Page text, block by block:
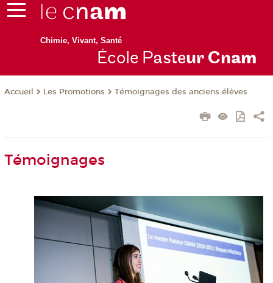
Chimie, Vivant, Santé
École Pasteur Cnam
Accueil Les Promotions Témoignages des anciens élèves
Témoignages